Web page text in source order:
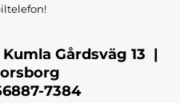
Gårdsväg 13 |
7384